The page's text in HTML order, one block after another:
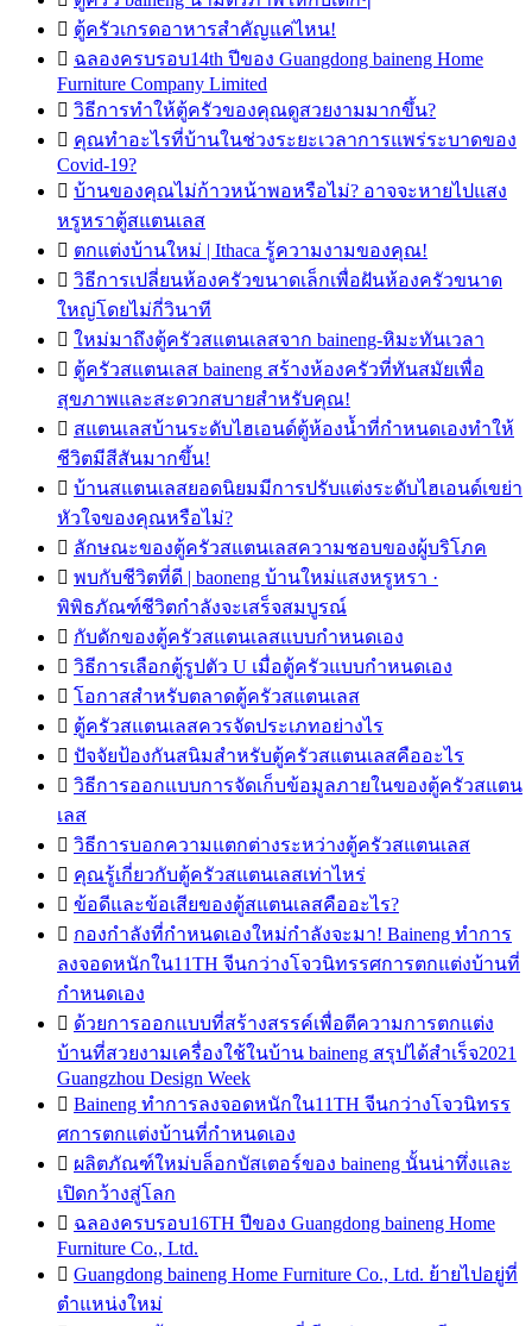
 ตู้ครัวเกรดอาหารสำคัญแค่ไหน!
 ฉลองครบรอบ14th ปีของ Guangdong baineng Home
Furniture Company Limited
 วิธีการทำให้ตู้ครัวของคุณดูสวยงามมากขึ้น?
 คุณทำอะไรที่บ้านในช่วงระยะเวลาการแพร่ระบาดของ
Covid-19?
 บ้านของคุณไม่ก้าวหน้าพอหรือไม่? อาจจะหายไปแสง
หรูหราตู้สแตนเลส
 ตกแต่งบ้านใหม่ | Ithaca รู้ความงามของคุณ!
 วิธีการเปลี่ยนห้องครัวขนาดเล็กเพื่อฝันห้องครัวขนาด
ใหญ่โดยไม่กี่วินาที
 ใหม่มาถึงตู้ครัวสแตนเลสจาก baineng-หิมะทันเวลา
 ตู้ครัวสแตนเลส baineng สร้างห้องครัวที่ทันสมัยเพื่อ
สุขภาพและสะดวกสบายสำหรับคุณ!
 สแตนเลสบ้านระดับไฮเอนด์ตู้ห้องน้ำที่กำหนดเองทำให้
ชีวิตมีสีสันมากขึ้น!
 บ้านสแตนเลสยอดนิยมมีการปรับแต่งระดับไฮเอนด์เขย่า
หัวใจของคุณหรือไม่?
 ลักษณะของตู้ครัวสแตนเลสความชอบของผู้บริโภค
 พบกับชีวิตที่ดี | baoneng บ้านใหม่แสงหรูหรา ·
พิพิธภัณฑ์ชีวิตกำลังจะเสร็จสมบูรณ์
 กับดักของตู้ครัวสแตนเลสแบบกำหนดเอง
 วิธีการเลือกตู้รูปตัว U เมื่อตู้ครัวแบบกำหนดเอง
 โอกาสสำหรับตลาดตู้ครัวสแตนเลส
 ตู้ครัวสแตนเลสควรจัดประเภทอย่างไร
 ปัจจัยป้องกันสนิมสำหรับตู้ครัวสแตนเลสคืออะไร
 วิธีการออกแบบการจัดเก็บข้อมูลภายในของตู้ครัวสแตน
เลส
 วิธีการบอกความแตกต่างระหว่างตู้ครัวสแตนเลส
 คุณรู้เกี่ยวกับตู้ครัวสแตนเลสเท่าไหร่
 ข้อดีและข้อเสียของตู้สแตนเลสคืออะไร?
 กองกำลังที่กำหนดเองใหม่กำลังจะมา! Baineng ทำการ
ลงจอดหนักใน11TH จีนกว่างโจวนิทรรศการตกแต่งบ้านที่
กำหนดเอง
 ด้วยการออกแบบที่สร้างสรรค์เพื่อตีความการตกแต่ง
บ้านที่สวยงามเครื่องใช้ในบ้าน baineng สรุปได้สำเร็จ2021
Guangzhou Design Week
 Baineng ทำการลงจอดหนักใน11TH จีนกว่างโจวนิทรร
ศการตกแต่งบ้านที่กำหนดเอง
 ผลิตภัณฑ์ใหม่บล็อกบัสเตอร์ของ baineng นั้นน่าทึ่งและ
เปิดกว้างสู่โลก
 ฉลองครบรอบ16TH ปีของ Guangdong baineng Home
Furniture Co., Ltd.
 Guangdong baineng Home Furniture Co., Ltd. ย้ายไปอยู่ที่
ตำแหน่งใหม่